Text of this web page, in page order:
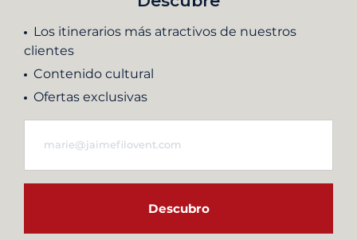
Los itinerarios más atractivos de nuestros
clientes
Contenido cultural
Ofertas exclusivas
Descubro